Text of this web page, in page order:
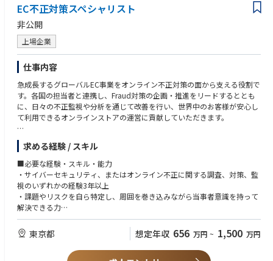
リの立ち上げが進行中)
■このポジションの面白さ
新規事業を0から立ち上げるダイナミズム。両チャネルとも、まだ型がな
い。自分で考え、自分で動かし、自分で型をつくる
営業の「型」そのものを、再発明できる。AI・データ・自動化を当たり前
に使い倒し、労働集約から脱した営業のあり方を一緒に設計したい。「こ
れまでの営業ってこうだったよね」を疑い、ゼロから組み立て直すフェー
ズです
商品開発から関われる希少性。営業職でありながら、「何を売るか」の上
流から議論に入れる。リテール起点の商品が、サブスク・福利厚生へと展
開されていく構造
D2Cで培ったブランドと顧客データを武器に、BtoBへ切り込む戦い方がで
きる
経営に近い距離で、事業の意思決定に関われる
食・健康・ウェルネスという、社会的インパクトの大きい領域
感いただける方
新規事業の0→1に、わくわくできる方
契約をゴリッと持ってこられる、突破力のある方
自分の成功を「型」に落として、再現性をつくれる方
経営レイヤーと議論できる、肝の据わった方
細かい現場対応も、厭わない方
EC不正対策スペシャリスト
非公開
上場企業
仕事内容
急成長するグローバルEC事業をオンライン不正対策の面から支える役割で
す。各国の担当者と連携し、Fraud対策の企画・推進をリードするととも
に、日々の不正監視や分析を通じて改善を行い、世界中のお客様が安心し
て利用できるオンラインストアの運営に貢献していただきます。
【具体的な業務内容例】
・ログ監視基盤(SIEM)の運用、監視コンテンツの開発
・不正監視業務の構築、運用 (クレジットカード不正、大量購買など)
求める経験 / スキル
■必要な経験・スキル・能力
・サイバーセキュリティ、またはオンライン不正に関する調査、対策、監
視のいずれかの経験3年以上
・課題やリスクを自ら特定し、周囲を巻き込みながら当事者意識を持って
解決できる力
・役割や立場、考え方が異なる多種多様なステークホルダーと意思疎通・
合意形成・利害調整をしながら業務を推進できるコミュニケーション能力
・ビジネスレベルの英語力 (目安： TOEIC700点以上）※各国ステークホ
ルダーとの口頭・書面でのコミュニケーションが定常的に必要となります
東京都 想定年収 656 万円 ~ 1,500 万円